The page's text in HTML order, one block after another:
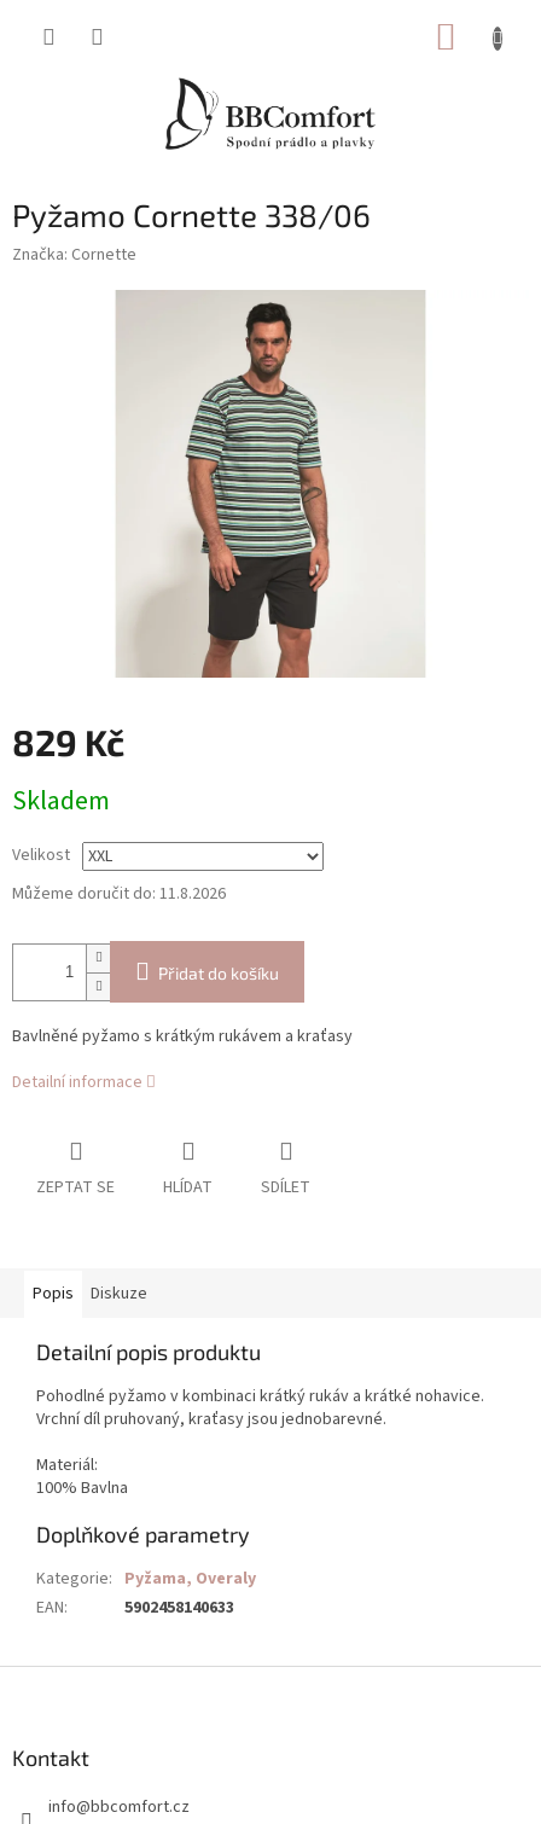
Pyžamo Cornette 338/06
Značka: Cornette
829 Kč
cena:
Skladem
Velikost
Můžeme doručit do: 11.8.2026
Přidat do košíku
Bavlněné pyžamo s krátkým rukávem a kraťasy
Detailní informace
ZEPTAT SE HLÍDAT SDÍLET
Popis Diskuze
Detailní popis produktu
Pohodlné pyžamo v kombinaci krátký rukáv a krátké nohavice.
Vrchní díl pruhovaný, kraťasy jsou jednobarevné.
Materiál:
100% Bavlna
Doplňkové parametry
Kategorie: Pyžama, Overaly
EAN: 5902458140633
Kontakt
info@bbcomfort.cz